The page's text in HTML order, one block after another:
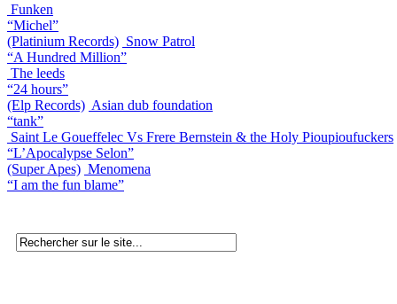
Funken
“Michel”
(Platinium Records) Snow Patrol
“A Hundred Million”
The leeds
“24 hours”
(Elp Records) Asian dub foundation
“tank”
Saint Le Goueffelec Vs Frere Bernstein & the Holy Pioupioufuckers
“L’Apocalypse Selon”
(Super Apes) Menomena
“I am the fun blame”